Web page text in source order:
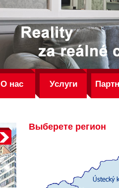
О нас Услуги
Выберете регион